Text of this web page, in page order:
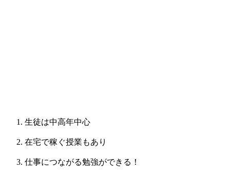
生徒は中高年中心
在宅で稼ぐ授業もあり
仕事につながる勉強ができる！